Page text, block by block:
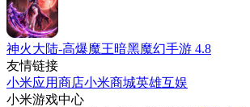
神火大陆-高爆魔王暗黑魔幻手游 4.8
友情链接
小米应用商店小米商城英雄互娱
小米游戏中心